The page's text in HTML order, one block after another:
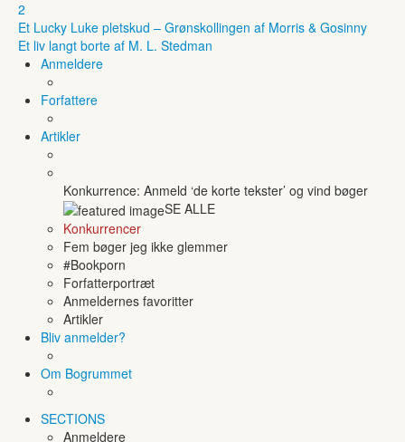
2
Et Lucky Luke pletskud – Grønskollingen af Morris & Gosinny
Et liv langt borte af M. L. Stedman
Anmeldere
Forfattere
Artikler
Konkurrence: Anmeld ‘de korte tekster’ og vind bøger
SE ALLE
Konkurrencer
Fem bøger jeg ikke glemmer
#Bookporn
Forfatterportræt
Anmeldernes favoritter
Artikler
Bliv anmelder?
Om Bogrummet
SECTIONS
Anmeldere